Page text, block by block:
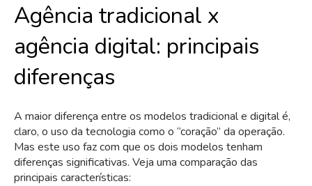
Agência tradicional x
agência digital: principais
diferenças
A maior diferença entre os modelos tradicional e digital é,
claro, o uso da tecnologia como o “coração” da operação.
Mas este uso faz com que os dois modelos tenham
diferenças significativas. Veja uma comparação das
principais características: